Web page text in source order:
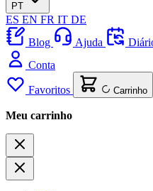
PT
ES EN FR IT DE
Blog
Ajuda
Conta
Favoritos Carrinho
Meu carrinho